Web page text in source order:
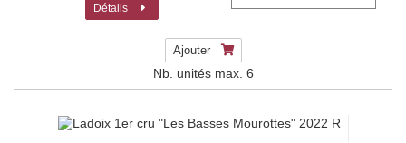
Détails
Ajouter
Nb. unités max. 6